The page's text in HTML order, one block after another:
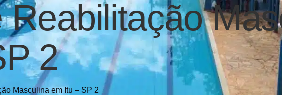
2
Masculina em Itu – SP 2